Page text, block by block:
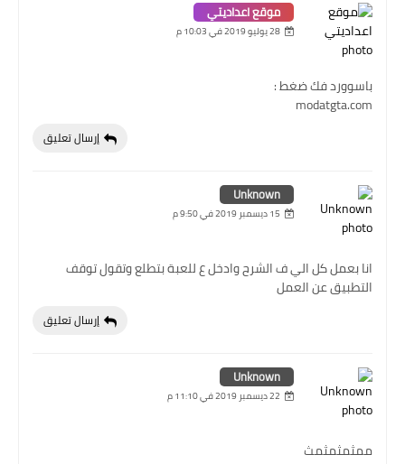
موقع اعداديتي
28 يوليو 2019 في 10:03 م
باسوورد فك ضغط :
modatgta.com
إرسال تعليق
Unknown
15 ديسمبر 2019 في 9:50 م
انا بعمل كل الي ف الشرح وادخل ع للعبة بتطلع وتقول توقف
التطبيق عن العمل
إرسال تعليق
Unknown
22 ديسمبر 2019 في 11:10 م
ممثمثمثمث